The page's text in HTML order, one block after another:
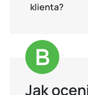
klienta?
Jak